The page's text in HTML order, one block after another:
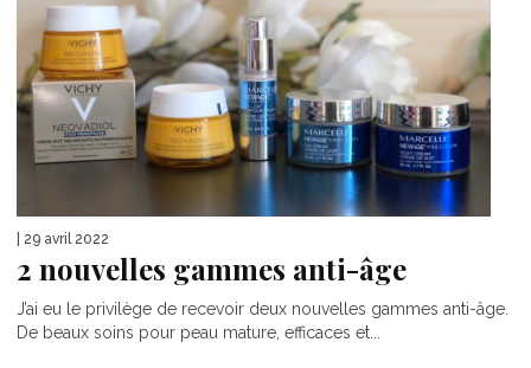
| 29 avril 2022
2 nouvelles gammes anti-âge
J’ai eu le privilège de recevoir deux nouvelles gammes anti-âge.
De beaux soins pour peau mature, efficaces et...